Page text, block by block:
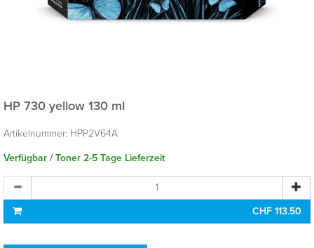
HP 730 yellow 130 ml
Artikelnummer: HPP2V64A
Verfügbar / Toner 2-5 Tage Lieferzeit
CHF 113.50